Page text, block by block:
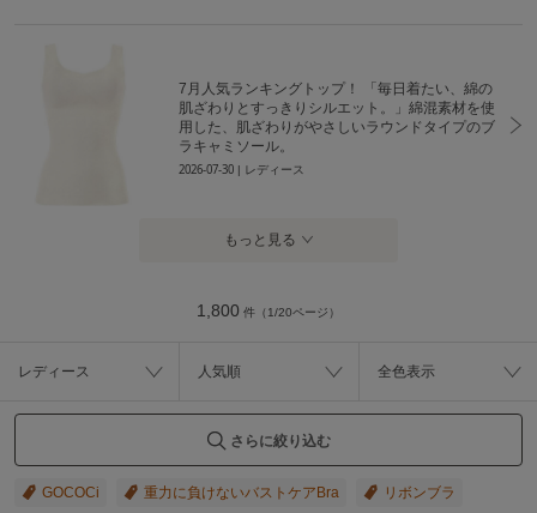
7月人気ランキングトップ！ 「毎日着たい、綿の
肌ざわりとすっきりシルエット。」綿混素材を使
用した、肌ざわりがやさしいラウンドタイプのブ
ラキャミソール。
2026-07-30 | レディース
もっと見る
1,800 件（1/20ページ）
レディース 人気順 全色表示
さらに絞り込む
GOCOCi 重力に負けないバストケアBra リボンブラ